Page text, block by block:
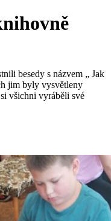
besedy s názvem „ Jak
jim byly vysvětleny
všichni vyráběli své